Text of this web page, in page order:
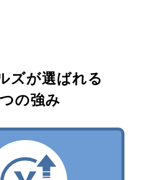
ズが選ばれる
の強み